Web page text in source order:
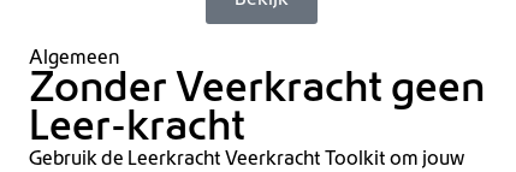
Algemeen
Zonder Veerkracht geen
Leer-kracht
Gebruik de Leerkracht Veerkracht Toolkit om jouw